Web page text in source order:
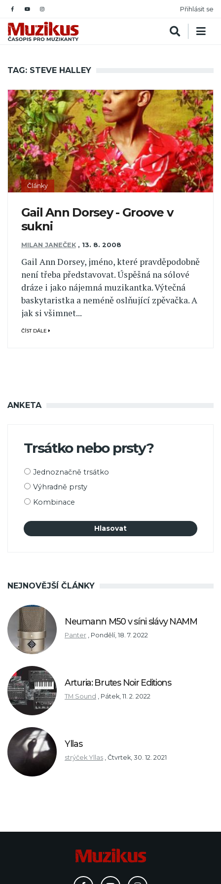
Přihlásit se
TAG: STEVE HALLEY
Články
Gail Ann Dorsey - Groove v
sukni
MILAN JANEČEK , 13. 8. 2008
Gail Ann Dorsey, jméno, které pravděpodobně
není třeba představovat. Úspěšná na sólové
dráze i jako nájemná muzikantka. Výtečná
baskytaristka a neméně oslňující zpěvačka. A
jak si všimnet...
ČÍST DÁLE
ANKETA
Trsátko nebo prsty?
Možnosti
Jednoznačně trsátko
Výhradně prsty
Kombinace
NEJNOVĚJŠÍ ČLÁNKY
Neumann M50 v síni slávy NAMM
Panter Pondělí, 18. 7. 2022
Arturia: Brutes Noir Editions
TM Sound Pátek, 11. 2. 2022
Yllas
strýček Yllas Čtvrtek, 30. 12. 2021